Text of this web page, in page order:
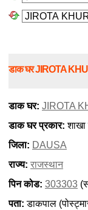
डाक घर JIROTA
डाक घर: JIROTA
डाक घर प्रकार: शाखा
जिला: DAUSA
राज्य: राजस्थान
पिन कोड: 303303
पता: डाकपाल